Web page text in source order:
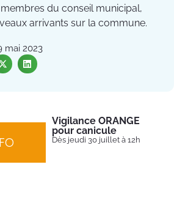
du conseil municipal,
arrivants sur la commune.
mai 2023
Vigilance ORANGE
pour canicule
Dès jeudi 30 juillet à 12h